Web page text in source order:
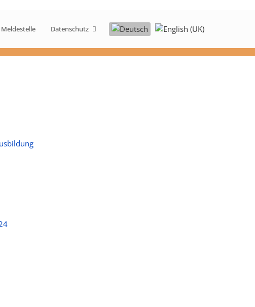
Meldestelle Datenschutz Sprache auswählen